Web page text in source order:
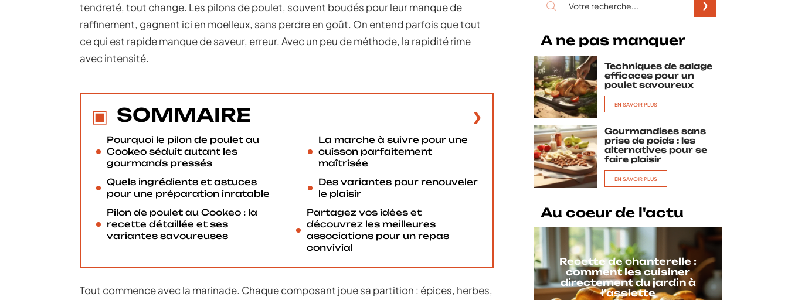
tendreté, tout change. Les pilons de poulet, souvent boudés pour leur manque de
raffinement, gagnent ici en moelleux, sans perdre en goût. On entend parfois que tout
ce qui est rapide manque de saveur, erreur. Avec un peu de méthode, la rapidité rime
avec intensité.
SOMMAIRE
Pourquoi le pilon de poulet au
Cookeo séduit autant les
gourmands pressés
Quels ingrédients et astuces
pour une préparation inratable
Pilon de poulet au Cookeo : la
recette détaillée et ses
variantes savoureuses
La marche à suivre pour une
cuisson parfaitement
maîtrisée
Des variantes pour renouveler
le plaisir
Partagez vos idées et
découvrez les meilleures
associations pour un repas
convivial
Tout commence avec la marinade. Chaque composant joue sa partition : épices, herbes,
A ne pas manquer
Techniques de salage
efficaces pour un
poulet savoureux
EN SAVOIR PLUS
Gourmandises sans
prise de poids : les
alternatives pour se
faire plaisir
EN SAVOIR PLUS
Au coeur de l'actu
Recette de chanterelle :
comment les cuisiner
directement du jardin à
l’assiette